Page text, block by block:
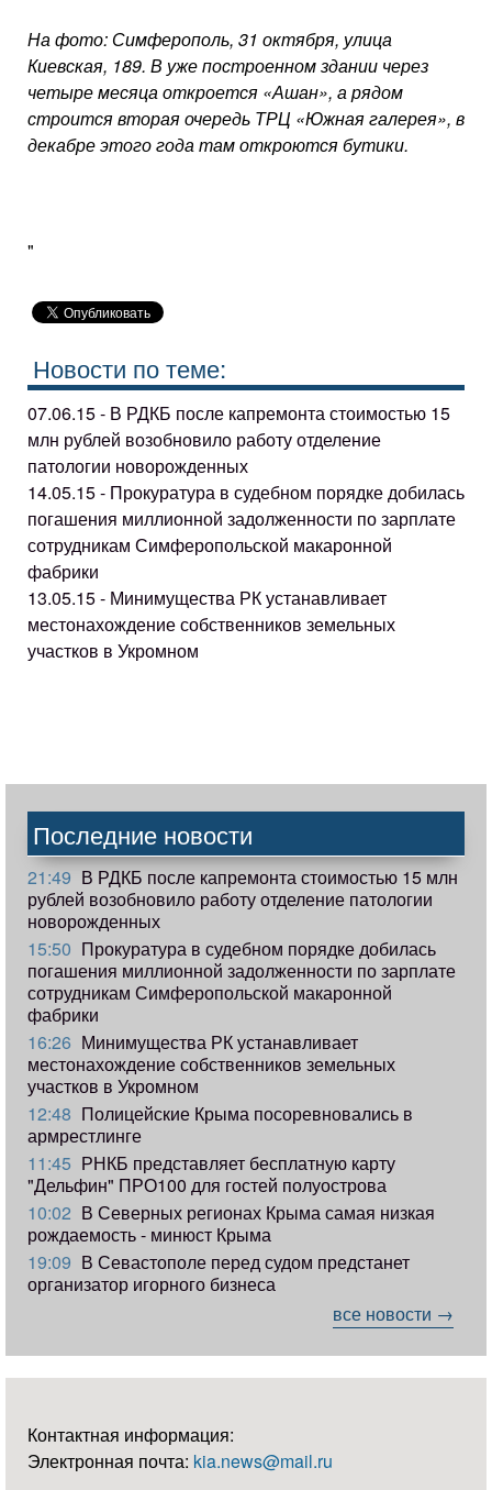
На фото: Симферополь, 31 октября, улица
Киевская, 189. В уже построенном здании через
четыре месяца откроется «Ашан», а рядом
строится вторая очередь ТРЦ «Южная галерея», в
декабре этого года там откроются бутики.
"
Новости по теме:
07.06.15 - В РДКБ после капремонта стоимостью 15
млн рублей возобновило работу отделение
патологии новорожденных
14.05.15 - Прокуратура в судебном порядке добилась
погашения миллионной задолженности по зарплате
сотрудникам Симферопольской макаронной
фабрики
13.05.15 - Минимущества РК устанавливает
местонахождение собственников земельных
участков в Укромном
Последние новости
21:49 В РДКБ после капремонта стоимостью 15 млн
рублей возобновило работу отделение патологии
новорожденных
15:50 Прокуратура в судебном порядке добилась
погашения миллионной задолженности по зарплате
сотрудникам Симферопольской макаронной
фабрики
16:26 Минимущества РК устанавливает
местонахождение собственников земельных
участков в Укромном
12:48 Полицейские Крыма посоревновались в
армрестлинге
11:45 РНКБ представляет бесплатную карту
"Дельфин" ПРО100 для гостей полуострова
10:02 В Северных регионах Крыма самая низкая
рождаемость - минюст Крыма
19:09 В Севастополе перед судом предстанет
организатор игорного бизнеса
все новости →
Контактная информация:
Электронная почта: kia.news@mail.ru